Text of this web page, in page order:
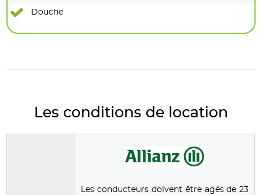
Douche
Les conditions de location
Les conducteurs doivent être agés de 23